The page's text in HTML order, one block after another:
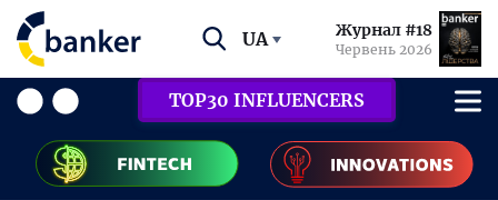
UA Журнал #18
Червень 2026
TOP30 INFLUENCERS